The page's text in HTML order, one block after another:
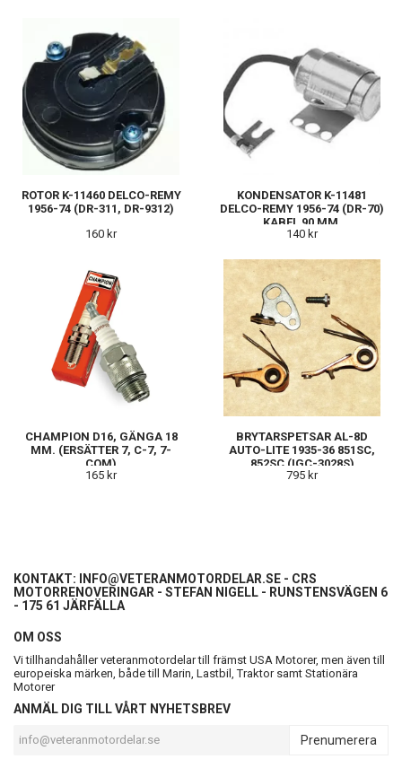
ROTOR K-11460 DELCO-REMY
1956-74 (DR-311, DR-9312)
160 kr
KONDENSATOR K-11481
DELCO-REMY 1956-74 (DR-70)
KABEL 90 MM.
140 kr
CHAMPION D16, GÄNGA 18
MM. (ERSÄTTER 7, C-7, 7-
COM)
165 kr
BRYTARSPETSAR AL-8D
AUTO-LITE 1935-36 851SC,
852SC (IGC-3028S)
795 kr
KONTAKT: INFO@VETERANMOTORDELAR.SE - CRS
MOTORRENOVERINGAR - STEFAN NIGELL - RUNSTENSVÄGEN 6
- 175 61 JÄRFÄLLA
OM OSS
Vi tillhandahåller veteranmotordelar till främst USA Motorer, men även till
europeiska märken, både till Marin, Lastbil, Traktor samt Stationära
Motorer
ANMÄL DIG TILL VÅRT NYHETSBREV
Prenumerera